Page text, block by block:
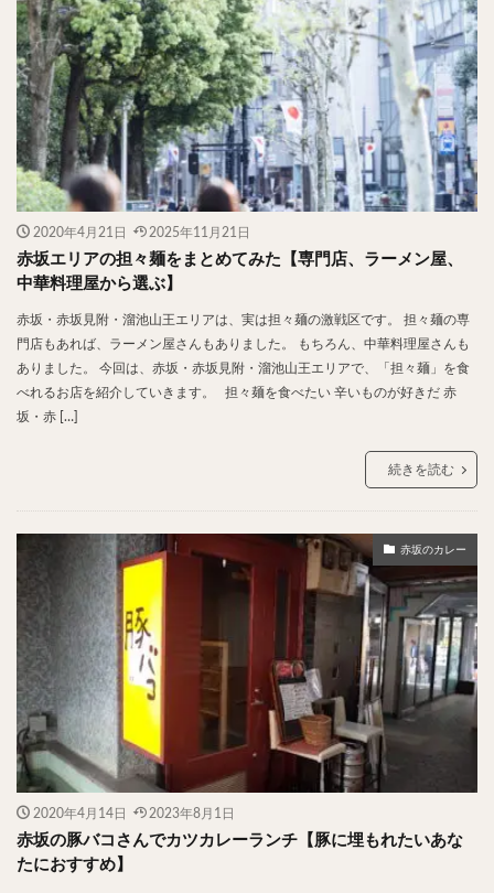
2020年4月21日 2025年11月21日
赤坂エリアの担々麺をまとめてみた【専門店、ラーメン屋、
中華料理屋から選ぶ】
赤坂・赤坂見附・溜池山王エリアは、実は担々麺の激戦区です。 担々麺の専
門店もあれば、ラーメン屋さんもありました。 もちろん、中華料理屋さんも
ありました。 今回は、赤坂・赤坂見附・溜池山王エリアで、「担々麺」を食
べれるお店を紹介していきます。 担々麺を食べたい 辛いものが好きだ 赤
坂・赤 […]
続きを読む
赤坂のカレー
2020年4月14日 2023年8月1日
赤坂の豚バコさんでカツカレーランチ【豚に埋もれたいあな
たにおすすめ】